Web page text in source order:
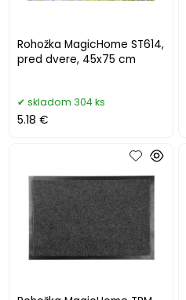
Rohožka MagicHome ST614,
pred dvere, 45x75 cm
skladom 304 ks
5.18 €